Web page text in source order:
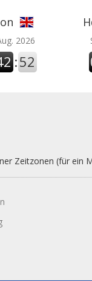
2026
:53
Zeitzonen (für ein